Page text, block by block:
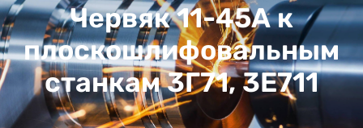
Червяк 11-45А к
плоскошлифовальным
станкам 3Г71, 3Е711